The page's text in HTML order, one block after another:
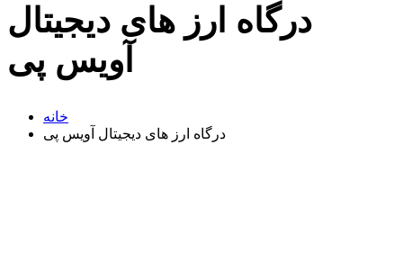
درگاه ارز های دیجیتال
آویس پی
خانه
درگاه ارز های دیجیتال آویس پی